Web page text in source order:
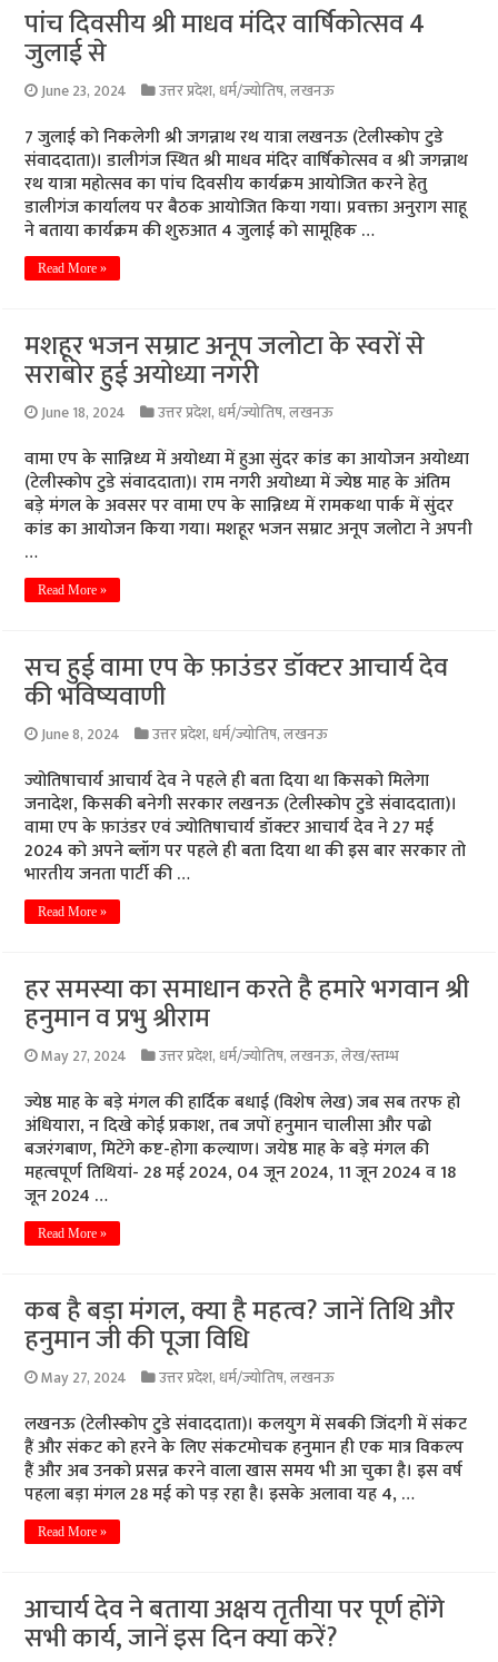
पांच दिवसीय श्री माधव मंदिर वार्षिकोत्सव 4
जुलाई से
June 23, 2024 उत्तर प्रदेश, धर्म/ज्योतिष,लखनऊ
7 जुलाई को निकलेगी श्री जगन्नाथ रथ यात्रा लखनऊ (टेलीस्कोप टुडे
संवाददाता)। डालीगंज स्थित श्री माधव मंदिर वार्षिकोत्सव व श्री जगन्नाथ
रथ यात्रा महोत्सव का पांच दिवसीय कार्यक्रम आयोजित करने हेतु
डालीगंज कार्यालय पर बैठक आयोजित किया गया। प्रवक्ता अनुराग साहू
ने बताया कार्यक्रम की शुरुआत 4 जुलाई को सामूहिक …
Read More »
मशहूर भजन सम्राट अनूप जलोटा के स्वरों से
सराबोर हुई अयोध्या नगरी
June 18, 2024 उत्तर प्रदेश, धर्म/ज्योतिष,लखनऊ
वामा एप के सान्निध्य में अयोध्या में हुआ सुंदर कांड का आयोजन अयोध्या
(टेलीस्कोप टुडे संवाददाता)। राम नगरी अयोध्या में ज्येष्ठ माह के अंतिम
बड़े मंगल के अवसर पर वामा एप के सान्निध्य में रामकथा पार्क में सुंदर
कांड का आयोजन किया गया। मशहूर भजन सम्राट अनूप जलोटा ने अपनी
…
Read More »
सच हुई वामा एप के फ़ाउंडर डॉक्टर आचार्य देव
की भविष्यवाणी
June 8, 2024 उत्तर प्रदेश, धर्म/ज्योतिष,लखनऊ
ज्योतिषाचार्य आचार्य देव ने पहले ही बता दिया था किसको मिलेगा
जनादेश, किसकी बनेगी सरकार लखनऊ (टेलीस्कोप टुडे संवाददाता)।
वामा एप के फ़ाउंडर एवं ज्योतिषाचार्य डॉक्टर आचार्य देव ने 27 मई
2024 को अपने ब्लॉग पर पहले ही बता दिया था की इस बार सरकार तो
भारतीय जनता पार्टी की …
Read More »
हर समस्या का समाधान करते है हमारे भगवान श्री
हनुमान व प्रभु श्रीराम
May 27, 2024 उत्तर प्रदेश, धर्म/ज्योतिष,लखनऊ,लेख/स्तम्भ
ज्येष्ठ माह के बड़े मंगल की हार्दिक बधाई (विशेष लेख) जब सब तरफ हो
अंधियारा, न दिखे कोई प्रकाश, तब जपों हनुमान चालीसा और पढो
बजरंगबाण, मिटेंगे कष्ट-होगा कल्याण। जयेष्ठ माह के बड़े मंगल की
महत्वपूर्ण तिथियां- 28 मई 2024, 04 जून 2024, 11 जून 2024 व 18
जून 2024 …
Read More »
कब है बड़ा मंगल, क्या है महत्व? जानें तिथि और
हनुमान जी की पूजा विधि
May 27, 2024 उत्तर प्रदेश, धर्म/ज्योतिष,लखनऊ
लखनऊ (टेलीस्कोप टुडे संवाददाता)। कलयुग में सबकी जिंदगी में संकट
हैं और संकट को हरने के लिए संकटमोचक हनुमान ही एक मात्र विकल्प
हैं और अब उनको प्रसन्न करने वाला खास समय भी आ चुका है। इस वर्ष
पहला बड़ा मंगल 28 मई को पड़ रहा है। इसके अलावा यह 4, …
Read More »
आचार्य देव ने बताया अक्षय तृतीया पर पूर्ण होंगे
सभी कार्य, जानें इस दिन क्या करें?